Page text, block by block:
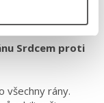
Srdcem proti
všechny rány.